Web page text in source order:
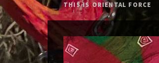
THIS IS ORIENTAL FORCE